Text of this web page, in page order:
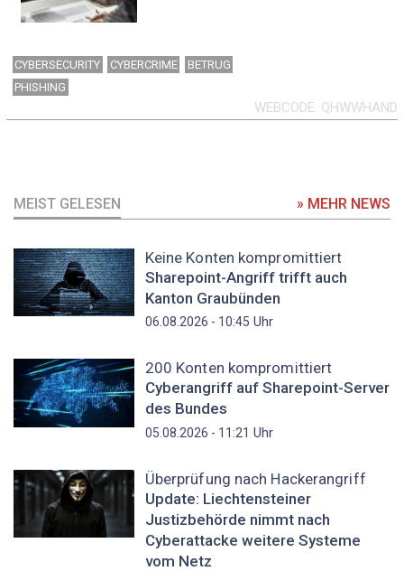
CYBERSECURITY CYBERCRIME
BETRUG
PHISHING
WEBCODE QHWWHAND
MEIST GELESEN » MEHR NEWS
Keine Konten kompromittiert
Sharepoint-Angriff trifft auch
Kanton Graubünden
06.08.2026 - 10:45 Uhr
200 Konten kompromittiert
Cyberangriff auf Sharepoint-Server
des Bundes
05.08.2026 - 11:21 Uhr
Überprüfung nach Hackerangriff
Update: Liechtensteiner
Justizbehörde nimmt nach
Cyberattacke weitere Systeme
vom Netz